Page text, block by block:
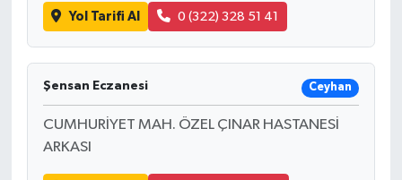
Yol Tarifi Al 0 (322) 328 51 41
Şensan Eczanesi Ceyhan
CUMHURİYET MAH. ÖZEL ÇINAR HASTANESİ
ARKASI